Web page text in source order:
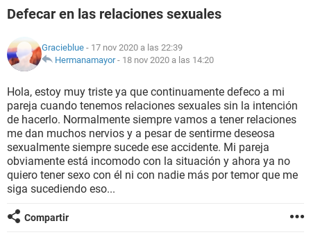
NUTRICIÓN
BIENESTAR
SEXUALIDAD
GLOSARIO
Defecar en las relaciones sexuales
Gracieblue - 17 nov 2020 a las 22:39
Hermanamayor- 18 nov 2020 a las 14:20
Hola, estoy muy triste ya que continuamente defeco a mi
pareja cuando tenemos relaciones sexuales sin la intención
de hacerlo. Normalmente siempre vamos a tener relaciones
me dan muchos nervios y a pesar de sentirme deseosa
sexualmente siempre sucede ese accidente. Mi pareja
obviamente está incomodo con la situación y ahora ya no
quiero tener sexo con él ni con nadie más por temor que me
siga sucediendo eso...
Compartir